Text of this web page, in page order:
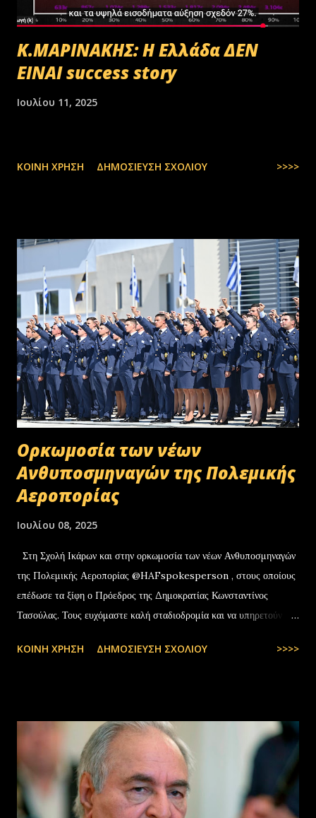
Κ.ΜΑΡΙΝΑΚΗΣ: Η Ελλάδα ΔΕΝ
ΕΙΝΑΙ success story
Ιουλίου 11, 2025
ΚΟΙΝΉ ΧΡΉΣΗ ΔΗΜΟΣΊΕΥΣΗ ΣΧΟΛΊΟΥ >>>>
Oρκωμοσία των νέων
Ανθυποσμηναγών της Πολεμικής
Αεροπορίας
Ιουλίου 08, 2025
Στη Σχολή Ικάρων και στην ορκωμοσία των νέων Ανθυποσμηναγών
της Πολεμικής Αεροπορίας @HAFspokesperson , στους οποίους
επέδωσε τα ξίφη ο Πρόεδρος της Δημοκρατίας Κωνσταντίνος
Τασούλας. Τους ευχόμαστε καλή σταδιοδρομία και να υπηρετούν με
pic.twitter.com/t6bNFBH5Ce — Nikos Dendias
ΚΟΙΝΉ ΧΡΉΣΗ ΔΗΜΟΣΊΕΥΣΗ ΣΧΟΛΊΟΥ >>>>